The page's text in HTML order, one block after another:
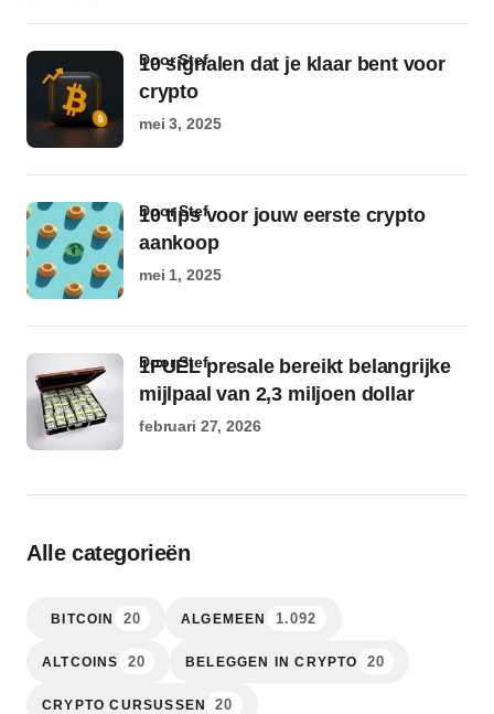
10 signalen dat je klaar bent voor
crypto
door Stef
mei 3, 2025
10 tips voor jouw eerste crypto
aankoop
door Stef
mei 1, 2025
1FUEL presale bereikt belangrijke
mijlpaal van 2,3 miljoen dollar
door Stef
februari 27, 2026
Alle categorieën
BITCOIN 20 ALGEMEEN 1.092
ALTCOINS 20 BELEGGEN IN CRYPTO 20
CRYPTO CURSUSSEN 20